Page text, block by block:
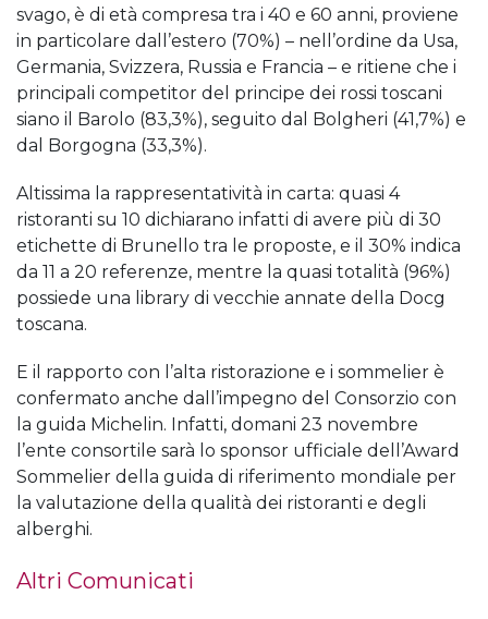
svago, è di età compresa tra i 40 e 60 anni, proviene
in particolare dall’estero (70%) – nell’ordine da Usa,
Germania, Svizzera, Russia e Francia – e ritiene che i
principali competitor del principe dei rossi toscani
siano il Barolo (83,3%), seguito dal Bolgheri (41,7%) e
dal Borgogna (33,3%).
Altissima la rappresentatività in carta: quasi 4
ristoranti su 10 dichiarano infatti di avere più di 30
etichette di Brunello tra le proposte, e il 30% indica
da 11 a 20 referenze, mentre la quasi totalità (96%)
possiede una library di vecchie annate della Docg
toscana.
E il rapporto con l’alta ristorazione e i sommelier è
confermato anche dall’impegno del Consorzio con
la guida Michelin. Infatti, domani 23 novembre
l’ente consortile sarà lo sponsor ufficiale dell’Award
Sommelier della guida di riferimento mondiale per
la valutazione della qualità dei ristoranti e degli
alberghi.
Altri Comunicati